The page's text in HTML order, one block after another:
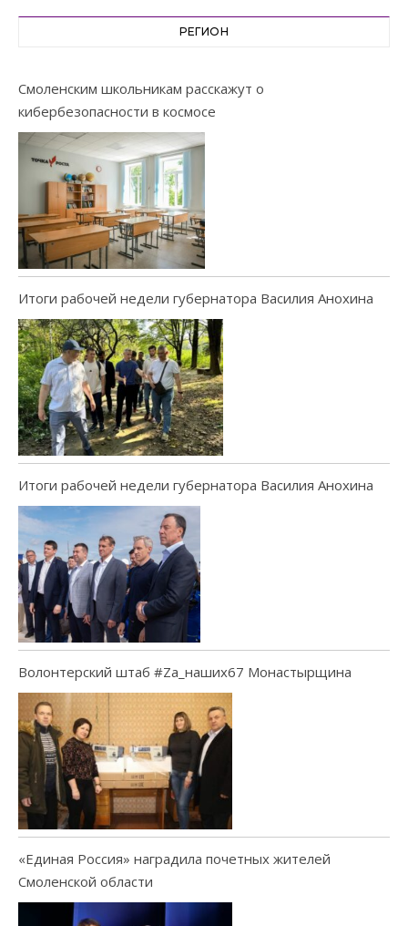
РЕГИОН
Смоленским школьникам расскажут о
кибербезопасности в космосе
Итоги рабочей недели губернатора Василия Анохина
Итоги рабочей недели губернатора Василия Анохина
Волонтерский штаб #Za_наших67 Монастырщина
«Единая Россия» наградила почетных жителей
Смоленской области